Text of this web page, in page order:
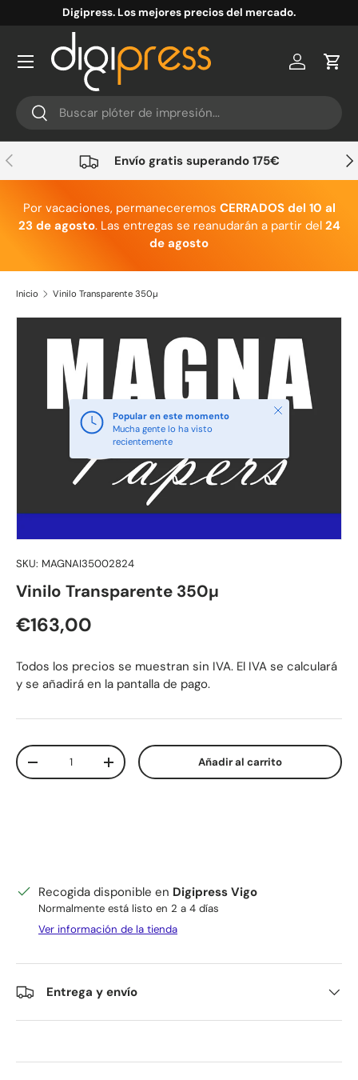
Ir al contenido
Digipress. Los mejores precios del mercado.
Buscar
Buscar
Cuenta
Anterior Envío gratis superando 175€
Por vacaciones, permaneceremos CERRADOS del 10 al
23 de agosto. Las entregas se reanudarán a partir del 24
de agosto
Inicio Vinilo Transparente 350µ
Ir directamente a la información del producto
Popular en este momento
Mucha gente lo ha visto
recientemente
Cerrar
SKU: MAGNAI35002824
Vinilo Transparente 350µ
Precio normal
€163,00
Todos los precios se muestran sin IVA. El IVA se calculará
y se añadirá en la pantalla de pago.
Cant.
Disminuir cantidadAumentar la cantidadAñadir al carrito
Recogida disponible en Digipress Vigo
Normalmente está listo en 2 a 4 días
Ver información de la tienda
Entrega y envío